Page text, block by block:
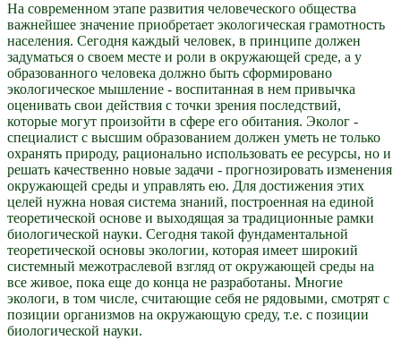
На современном этапе развития человеческого общества
важнейшее значение приобретает экологическая грамотность
населения. Сегодня каждый человек, в принципе должен
задуматься о своем месте и роли в окружающей среде, а у
образованного человека должно быть сформировано
экологическое мышление - воспитанная в нем привычка
оценивать свои действия с точки зрения последствий,
которые могут произойти в сфере его обитания. Эколог -
специалист с высшим образованием должен уметь не только
охранять природу, рационально использовать ее ресурсы, но и
решать качественно новые задачи - прогнозировать изменения
окружающей среды и управлять ею. Для достижения этих
целей нужна новая система знаний, построенная на единой
теоретической основе и выходящая за традиционные рамки
биологической науки. Сегодня такой фундаментальной
теоретической основы экологии, которая имеет широкий
системный межотраслевой взгляд от окружающей среды на
все живое, пока еще до конца не разработаны. Многие
экологи, в том числе, считающие себя не рядовыми, смотрят с
позиции организмов на окружающую среду, т.е. с позиции
биологической науки.